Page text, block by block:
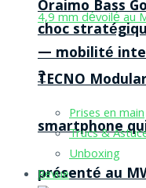
TECNO
smartphone
présenté au
Oraimo Bass
choc
— mobilité
?
Prises en main
Trucs &
Unboxing
Revue